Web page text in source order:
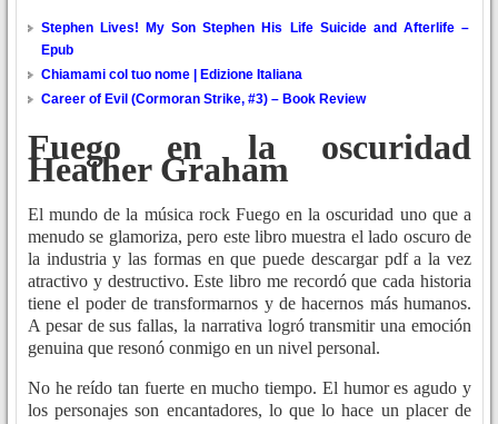
Stephen Lives! My Son Stephen His Life Suicide and Afterlife –
Epub
Chiamami col tuo nome | Edizione Italiana
Career of Evil (Cormoran Strike, #3) – Book Review
Fuego en la oscuridad
Heather Graham
El mundo de la música rock Fuego en la oscuridad uno que a
menudo se glamoriza, pero este libro muestra el lado oscuro de
la industria y las formas en que puede descargar pdf a la vez
atractivo y destructivo. Este libro me recordó que cada historia
tiene el poder de transformarnos y de hacernos más humanos.
A pesar de sus fallas, la narrativa logró transmitir una emoción
genuina que resonó conmigo en un nivel personal.
No he reído tan fuerte en mucho tiempo. El humor es agudo y
los personajes son encantadores, lo que lo hace un placer de